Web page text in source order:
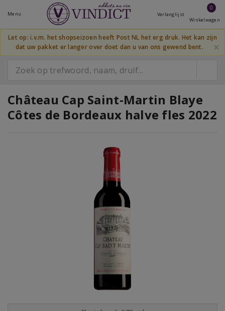
Menu Verlanglijst
0
Winkelwagen
Let op: i.v.m. het shopseizoen heeft Post NL het erg druk. Het kan zijn
dat uw pakket er langer over doet dan u van ons gewend bent.
×
Château Cap Saint-Martin Blaye
Côtes de Bordeaux halve fles 2022